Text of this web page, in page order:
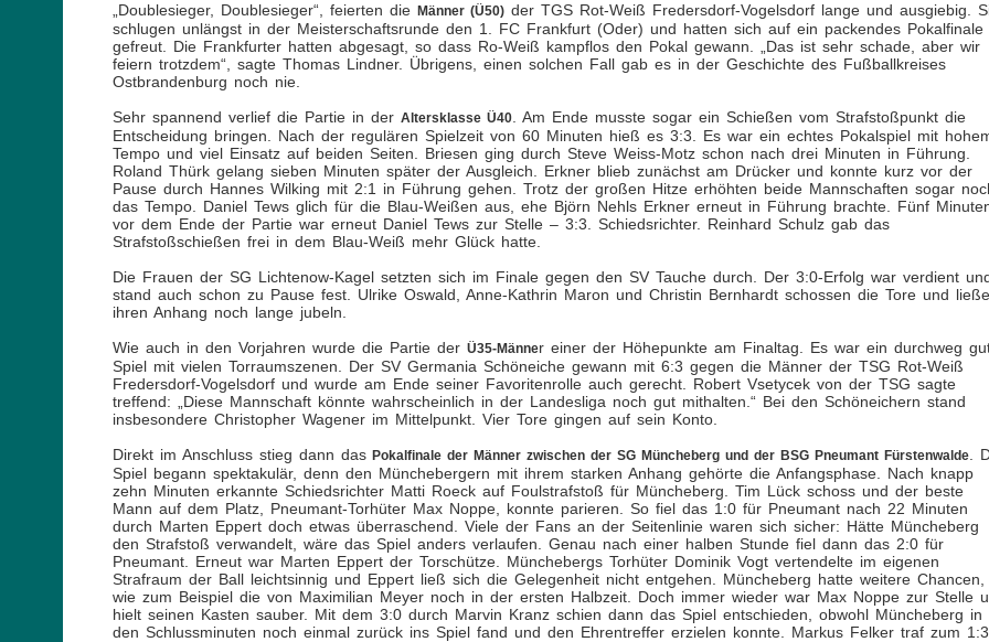
„Doublesieger, Doublesieger“, feierten die Männer (Ü50) der TGS Rot-Weiß Fredersdorf-Vogelsdorf lange und ausgiebig.
schlugen unlängst in der Meisterschaftsrunde den 1. FC Frankfurt (Oder) und hatten sich auf ein packendes Pokalfinale
gefreut. Die Frankfurter hatten abgesagt, so dass Ro-Weiß kampflos den Pokal gewann. „Das ist sehr schade, aber wir
feiern trotzdem“, sagte Thomas Lindner. Übrigens, einen solchen Fall gab es in der Geschichte des Fußballkreises
Ostbrandenburg noch nie.
Sehr spannend verlief die Partie in der Altersklasse Ü40 . Am Ende musste sogar ein Schießen vom Strafstoßpunkt die
Entscheidung bringen. Nach der regulären Spielzeit von 60 Minuten hieß es 3:3. Es war ein echtes Pokalspiel mit
Tempo und viel Einsatz auf beiden Seiten. Briesen ging durch Steve Weiss-Motz schon nach drei Minuten in Führung.
Roland Thürk gelang sieben Minuten später der Ausgleich. Erkner blieb zunächst am Drücker und konnte kurz vor der
Pause durch Hannes Wilking mit 2:1 in Führung gehen. Trotz der großen Hitze erhöhten beide Mannschaften sogar
das Tempo. Daniel Tews glich für die Blau-Weißen aus, ehe Björn Nehls Erkner erneut in Führung brachte. Fünf
vor dem Ende der Partie war erneut Daniel Tews zur Stelle – 3:3. Schiedsrichter. Reinhard Schulz gab das
Strafstoßschießen frei in dem Blau-Weiß mehr Glück hatte.
Die Frauen der SG Lichtenow-Kagel setzten sich im Finale gegen den SV Tauche durch. Der 3:0-Erfolg war verdient
stand auch schon zu Pause fest. Ulrike Oswald, Anne-Kathrin Maron und Christin Bernhardt schossen die Tore und
ihren Anhang noch lange jubeln.
Wie auch in den Vorjahren wurde die Partie der Ü35-Männer einer der Höhepunkte am Finaltag. Es war ein durchweg
Spiel mit vielen Torraumszenen. Der SV Germania Schöneiche gewann mit 6:3 gegen die Männer der TSG Rot-Weiß
Fredersdorf-Vogelsdorf und wurde am Ende seiner Favoritenrolle auch gerecht. Robert Vsetycek von der TSG sagte
treffend: „Diese Mannschaft könnte wahrscheinlich in der Landesliga noch gut mithalten.“ Bei den Schöneichern stand
insbesondere Christopher Wagener im Mittelpunkt. Vier Tore gingen auf sein Konto.
Direkt im Anschluss stieg dann das Pokalfinale der Männer zwischen der SG Müncheberg und der BSG Pneumant Fürstenwalde .
Spiel begann spektakulär, denn den Münchebergern mit ihrem starken Anhang gehörte die Anfangsphase. Nach knapp
zehn Minuten erkannte Schiedsrichter Matti Roeck auf Foulstrafstoß für Müncheberg. Tim Lück schoss und der beste
Mann auf dem Platz, Pneumant-Torhüter Max Noppe, konnte parieren. So fiel das 1:0 für Pneumant nach 22 Minuten
durch Marten Eppert doch etwas überraschend. Viele der Fans an der Seitenlinie waren sich sicher: Hätte Müncheberg
den Strafstoß verwandelt, wäre das Spiel anders verlaufen. Genau nach einer halben Stunde fiel dann das 2:0 für
Pneumant. Erneut war Marten Eppert der Torschütze. Münchebergs Torhüter Dominik Vogt vertendelte im eigenen
Strafraum der Ball leichtsinnig und Eppert ließ sich die Gelegenheit nicht entgehen. Müncheberg hatte weitere Chancen,
wie zum Beispiel die von Maximilian Meyer noch in der ersten Halbzeit. Doch immer wieder war Max Noppe zur Stelle
hielt seinen Kasten sauber. Mit dem 3:0 durch Marvin Kranz schien dann das Spiel entschieden, obwohl Müncheberg in
den Schlussminuten noch einmal zurück ins Spiel fand und den Ehrentreffer erzielen konnte. Markus Felker traf zum 1:3.